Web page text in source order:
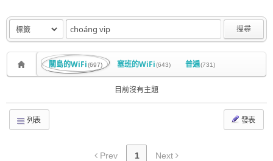
搜尋
關島的WiFi(697) 塞班的WiFi(643) 普遍(731)
目前沒有主題
列表 發表
Prev 1 Next